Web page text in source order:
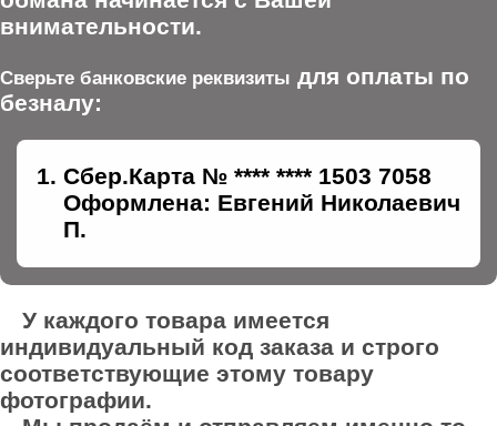
внимательности.
Сверьте банковские реквизиты для оплаты по
безналу:
Сбер.Карта № **** **** 1503 7058
Оформлена: Евгений Николаевич
П.
У каждого товара имеется
индивидуальный код заказа и строго
соответствующие этому товару
фотографии.